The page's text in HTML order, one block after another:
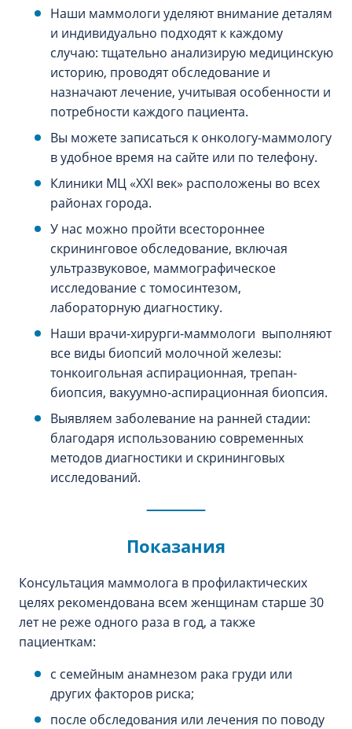
Наши маммологи уделяют внимание деталям
и индивидуально подходят к каждому
случаю: тщательно анализирую медицинскую
историю, проводят обследование и
назначают лечение, учитывая особенности и
потребности каждого пациента.
Вы можете записаться к онкологу-маммологу
в удобное время на сайте или по телефону.
Клиники МЦ «XXI век» расположены во всех
районах города.
У нас можно пройти всестороннее
скрининговое обследование, включая
ультразвуковое, маммографическое
исследование с томосинтезом,
лабораторную диагностику.
Наши врачи-хирурги-маммологи выполняют
все виды биопсий молочной железы:
тонкоигольная аспирационная, трепан-
биопсия, вакуумно-аспирационная биопсия.
Выявляем заболевание на ранней стадии:
благодаря использованию современных
методов диагностики и скрининговых
исследований.
Показания
Консультация маммолога в профилактических
целях рекомендована всем женщинам старше 30
лет не реже одного раза в год, а также
пациенткам:
с семейным анамнезом рака груди или
других факторов риска;
после обследования или лечения по поводу